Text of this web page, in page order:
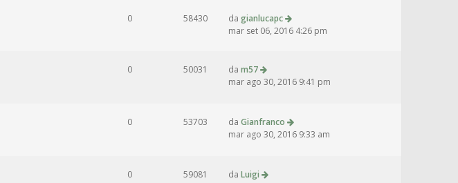
0 58430 da gianlucapc
mar set 06, 2016 4:26 pm
0 50031 da m57
mar ago 30, 2016 9:41 pm
0 53703 da Gianfranco
mar ago 30, 2016 9:33 am
0 59081 da Luigi